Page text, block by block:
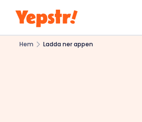
Hem Ladda ner appen